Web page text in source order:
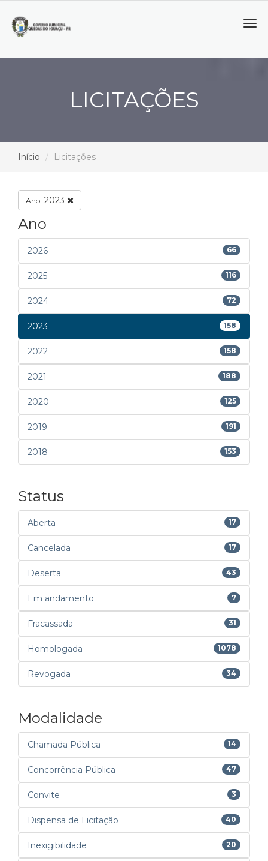
LICITAÇÕES
Início Licitações
Ano: 2023
Ano
2026 66
2025 116
2024 72
2023 158
2022 158
2021 188
2020 125
2019 191
2018 153
Status
Aberta 17
Cancelada 17
Deserta 43
Em andamento 7
Fracassada 31
Homologada 1078
Revogada 34
Modalidade
Chamada Pública 14
Concorrência Pública 47
Convite 3
Dispensa de Licitação 40
Inexigibilidade 20